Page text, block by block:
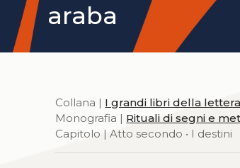
araba
Collana | I grandi libri della
Monografia | Rituali di segni e
Capitolo | Atto secondo • I destini